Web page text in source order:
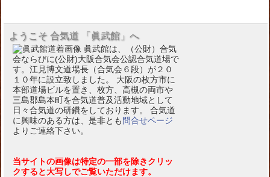
ようこそ 合気道 「眞武館」へ
眞武館は、（公財）合気
会ならびに(公財)大阪合気会公認合気道場で
す。江見博文道場長（合気会６段）が２０
１０年に設立致しました。 大阪の枚方市に
本部道場ビルを置き、枚方、高槻の両市や
三島郡島本町を合気道普及活動地域として
日々合気道の研鑽をしております。 合気道
に興味のある方は、是非とも 問合せページ
よりご連絡下さい。
当サイトの画像は特定の一部を除きクリッ
クすると大写しでご覧いただけます。